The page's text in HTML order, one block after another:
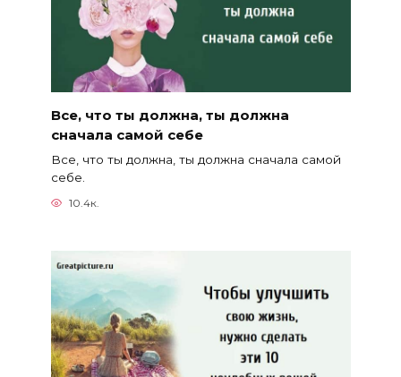
Все, что ты должна, ты должна
сначала самой себе
Все, что ты должна, ты должна сначала самой
себе.
10.4к.